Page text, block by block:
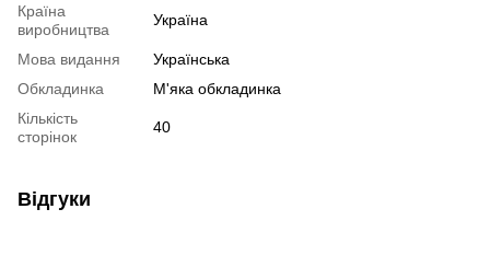
Країна
виробництва
Україна
Мова видання
Українська
Обкладинка
М'яка обкладинка
Кількість
сторінок
40
Відгуки